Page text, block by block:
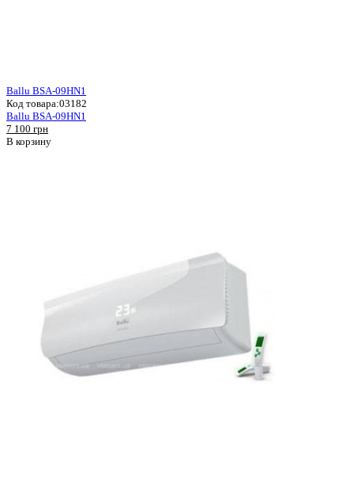
Ballu BSA-09HN1
Код товара:03182
Ballu BSA-09HN1
7 100 грн
В корзину